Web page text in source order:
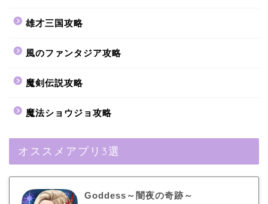
雄才三国攻略
風のファンタジア攻略
魔剣伝説攻略
魔法ショウジョ攻略
オススメアプリ3選
Goddess～闇夜の奇跡～